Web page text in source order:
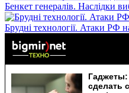
Бенкет генералів. Наслідки
Брудні технології. Атаки РФ